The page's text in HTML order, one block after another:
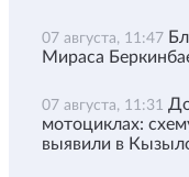
07 августа, 11:47
Мираса
07 августа, 11:31
мотоциклах:
выявили в